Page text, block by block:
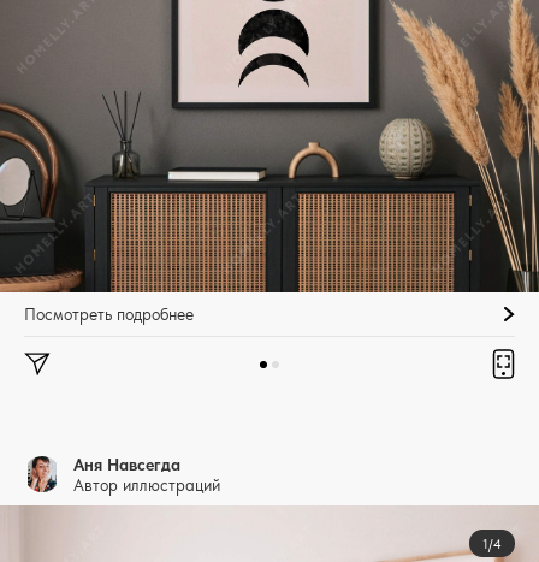
Посмотреть подробнее
Аня Навсегда
Автор иллюстраций
1/4